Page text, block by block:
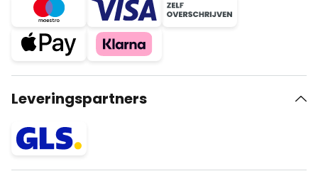
Leveringspartners